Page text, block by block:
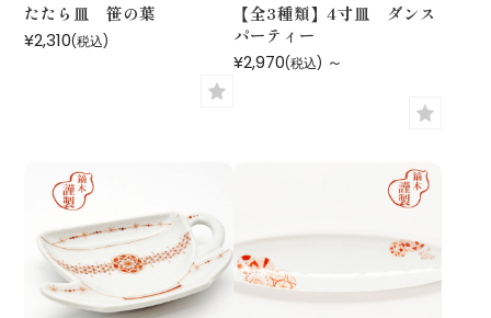
たたら皿 笹の葉
¥2,310(税込)
【全3種類】4寸皿 ダンス
パーティー
¥2,970(税込) ～